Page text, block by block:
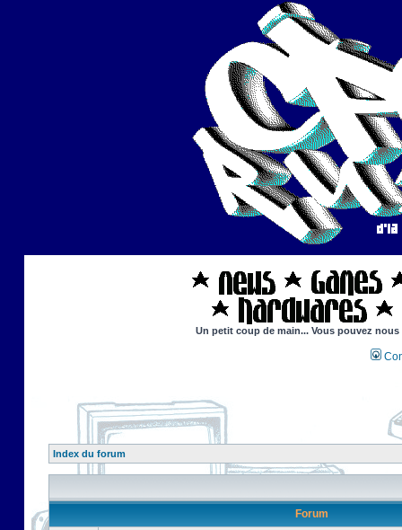
Un petit coup de main... Vous pouvez
Index du forum
Forum